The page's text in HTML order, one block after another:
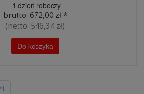
1 dzień roboczy
brutto: 672,00 zł*
(netto: 546,34 zł)
Do koszyka
»|